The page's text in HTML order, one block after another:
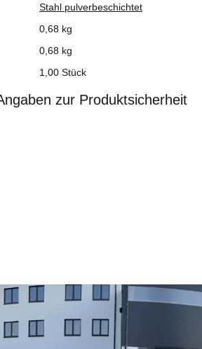
Stahl pulverbeschichtet
0,68 kg
0,68 kg
1,00 Stück
zur Produktsicherheit